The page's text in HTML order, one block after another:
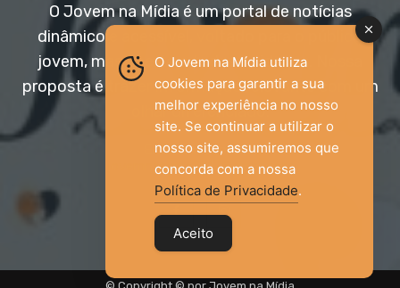
O Jovem na Mídia é um portal de notícias
dinâmico e acessível, voltado para o público
jovem, mas aberto a todas as idades. Nossa
proposta é trazer informação relevante com um
olhar diferenciado.
Entre em contato:
jovemnamidia2017@gmail.com
O Jovem na Mídia utiliza
cookies para garantir a sua
melhor experiência no nosso
site. Se continuar a utilizar o
nosso site, assumiremos que
concorda com a nossa
Política de Privacidade.
Aceito